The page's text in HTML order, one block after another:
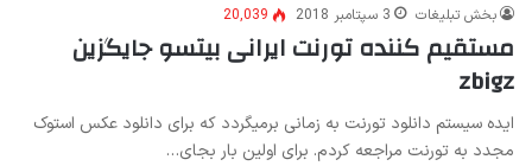
بخش تبلیغات 3 سپتامبر 2018 20,039
مستقیم کننده تورنت ایرانی بیتسو جایگزین
zbigz
ایده سیستم دانلود تورنت به زمانی برمیگردد که برای دانلود عکس استوک
مجدد به تورنت مراجعه کردم. برای اولین بار بجای…